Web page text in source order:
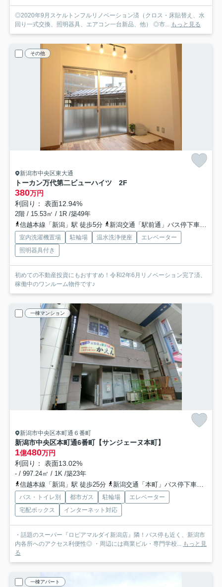
◎2020年9月スケルトンフルリノベーション済（クロス・床貼替え、水
回り一式交換、照明器具、エアコン一台新品、他） ◎市... もっと見る
その他
新潟市中央区東大通
トーカン万代第二ビューハイツ 2F
380万円
利回り： 表面12.94%
2階 / 15.53㎡ / 1R /築49年
信越本線「新潟」駅 徒歩5分
新潟交通「駅前通」バス停下車 徒歩2分
室内洗濯機置場 駐輪場 温水洗浄便座
エレベーター
照明器具付き
初めての不動産投資にもおすすめ！令和2年6月リノベーション完了済、
稼働中のワンルーム物件です♪
一棟マンション
新潟市中央区本町通６番町
新潟市中央区本町通6番町【サンジェーヌ本町】
1億480万円
利回り： 表面13.02%
- / 997.24㎡ / 1K /築23年
信越本線「新潟」駅 徒歩25分
新潟交通「本町」バス停下車 徒歩3分
バス・トイレ別 都市ガス 駐輪場
エレベーター
宅配ボックス
インターネット対応
・話題のスーパー『ロピアマルダイ新潟店』隣！バス停も近く、新潟市
内各所へのアクセス利便性◎ ・周辺には商業ビル・専門学校... もっと見
る
一棟アパート